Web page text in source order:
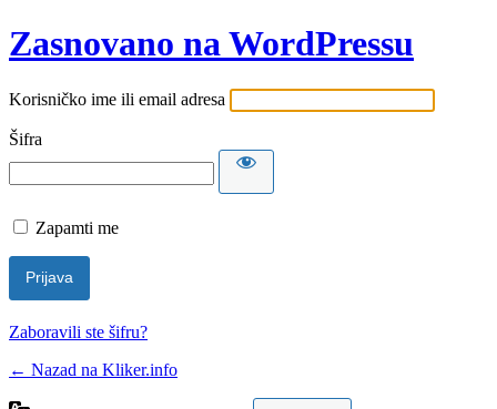
Zasnovano na WordPressu
Korisničko ime ili email adresa
Šifra
Zapamti me
Zaboravili ste šifru?
← Nazad na Kliker.info